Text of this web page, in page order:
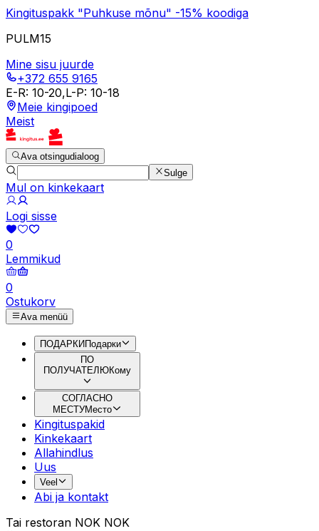
Kingituspakk "Puhkuse mõnu" -15% koodiga
PULM15
Mine sisu juurde
+372 655 9165
E-R: 10-20,L-P: 10-18
Meie kingipoed
Meist
Ava otsingudialoog
Sulge
Mul on kinkekaart
Logi sisse
0
Lemmikud
0
Ostukorv
Ava menüü
ПОДАРКИ Подарки
ПО
ПОЛУЧАТЕЛЮКому
СОГЛАСНО
МЕСТУМесто
Kingituspakid
Kinkekaart
Allahindlus
Uus
Veel
Abi ja kontakt
Tai restoran NOK NOK